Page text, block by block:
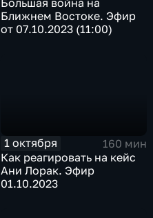
Большая война на
Ближнем Востоке. Эфир
от 07.10.2023 (11:00)
1 октября
160 мин
Как реагировать на кейс
Ани Лорак. Эфир
01.10.2023